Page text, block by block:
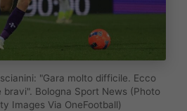
"Gara molto difficile. Ecco
Bologna Sport News (Photo
Images Via OneFootball)